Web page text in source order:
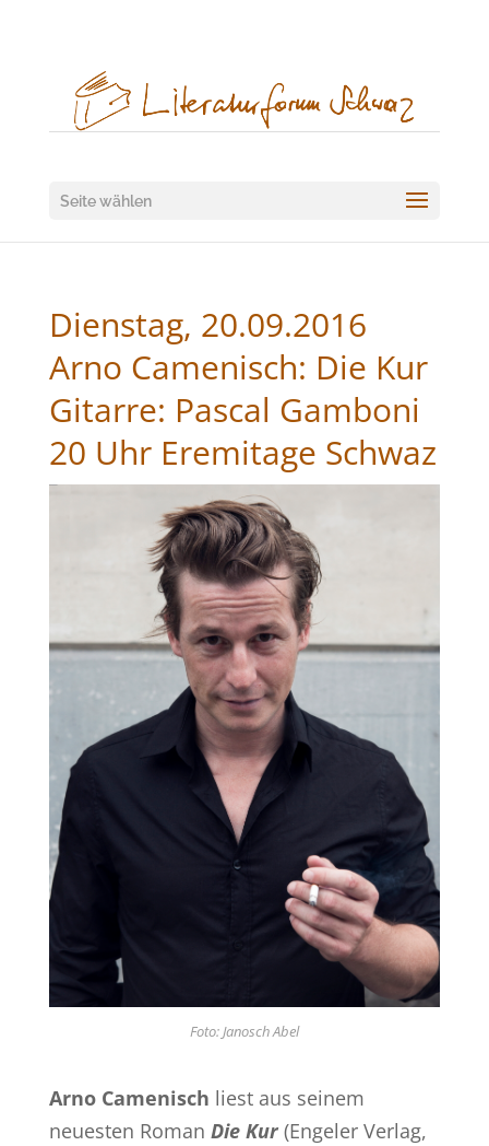
Seite wählen
Dienstag, 20.09.2016
Arno Camenisch: Die Kur
Gitarre: Pascal Gamboni
20 Uhr Eremitage Schwaz
Foto: Janosch Abel
Arno Camenisch liest aus seinem
neuesten Roman Die Kur(Engeler Verlag,